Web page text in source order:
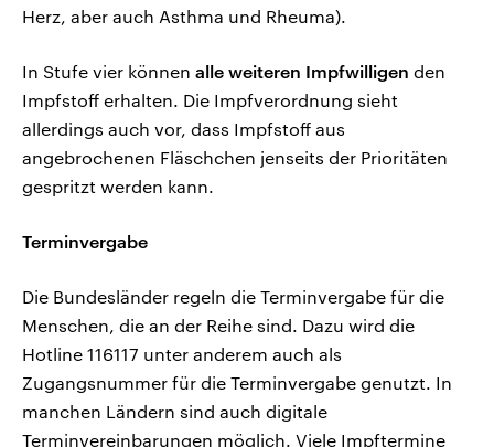
Herz, aber auch Asthma und Rheuma).
In Stufe vier können alle weiteren Impfwilligen den
Impfstoff erhalten. Die Impfverordnung sieht
allerdings auch vor, dass Impfstoff aus
angebrochenen Fläschchen jenseits der Prioritäten
gespritzt werden kann.
Terminvergabe
Die Bundesländer regeln die Terminvergabe für die
Menschen, die an der Reihe sind. Dazu wird die
Hotline 116117 unter anderem auch als
Zugangsnummer für die Terminvergabe genutzt. In
manchen Ländern sind auch digitale
Terminvereinbarungen möglich. Viele Impftermine